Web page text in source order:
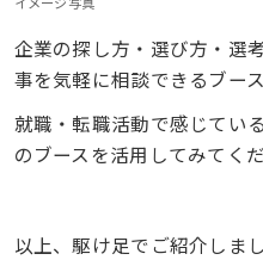
企業の探し方・選び方・選
事を気軽に相談できるブース
就職・転職活動で感じてい
のブースを活用してみてく
以上、駆け足でご紹介しまし